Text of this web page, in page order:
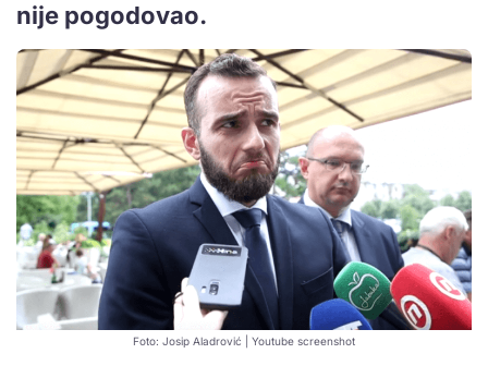
nije pogodovao.
Foto: Josip Aladrović | Youtube screenshot